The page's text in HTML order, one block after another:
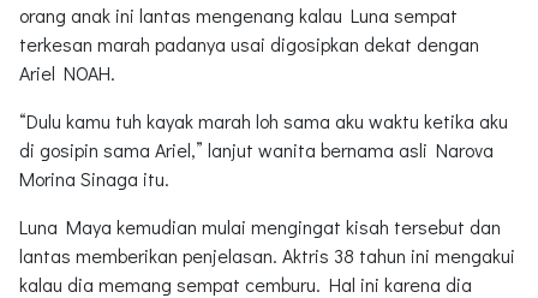
orang anak ini lantas mengenang kalau Luna sempat
terkesan marah padanya usai digosipkan dekat dengan
Ariel NOAH.
“Dulu kamu tuh kayak marah loh sama aku waktu ketika aku
di gosipin sama Ariel,” lanjut wanita bernama asli Narova
Morina Sinaga itu.
Luna Maya kemudian mulai mengingat kisah tersebut dan
lantas memberikan penjelasan. Aktris 38 tahun ini mengakui
kalau dia memang sempat cemburu. Hal ini karena dia